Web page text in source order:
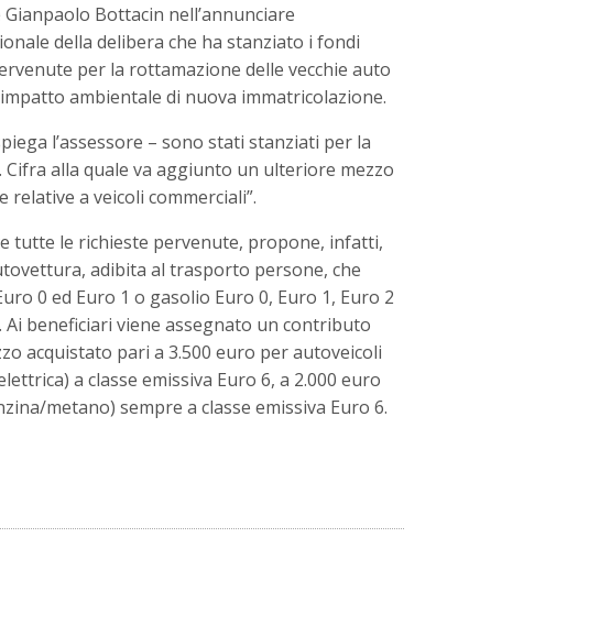
Bottacin nell’annunciare
della delibera che ha stanziato i fondi
per la rottamazione delle vecchie auto
ambientale di nuova immatricolazione.
l’assessore – sono stati stanziati per la
alla quale va aggiunto un ulteriore mezzo
a veicoli commerciali”.
tutte le richieste pervenute, propone, infatti,
adibita al trasporto persone, che
0 ed Euro 1 o gasolio Euro 0, Euro 1, Euro 2
Ai beneficiari viene assegnato un contributo
acquistato pari a 3.500 euro per autoveicoli
a classe emissiva Euro 6, a 2.000 euro
metano) sempre a classe emissiva Euro 6.